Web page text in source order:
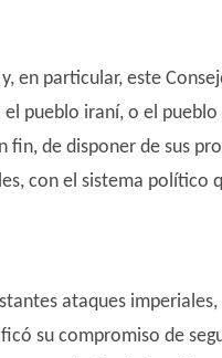
en particular, este
pueblo iraní, o el
fin, de disponer de sus
con el sistema político
ataques
su compromiso de